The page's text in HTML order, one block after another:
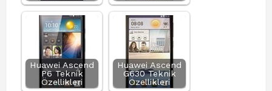
Huawei Ascend
P6 Teknik
Özellikleri
Huawei Ascend
G630 Teknik
Özellikleri